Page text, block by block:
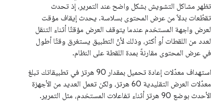
تظهر مشاكل التشويش بشكل واضح عند التمرير، إذ تحدث
تقطّعات بدلاً من عرض المحتوى بسلاسة. يحدث إيقاف مؤقت
لعرض واجهة المستخدم عندما يتوقف العرض مؤقتًا أثناء التنقل
لعدد من اللقطات أو أكثر، وذلك لأنّ التطبيق يستغرق وقتًا أطول
في عرض المحتوى مقارنةً بمدة اللقطة على النظام.
استهداف معدّلات إعادة تحميل بمقدار 90 هرتز في تطبيقاتك تبلغ
معدّلات العرض التقليدية 60 هرتز، ولكن تعمل العديد من الأجهزة
الأحدث بوضع 90 هرتز أثناء تفاعلات المستخدم، مثل التمرير.